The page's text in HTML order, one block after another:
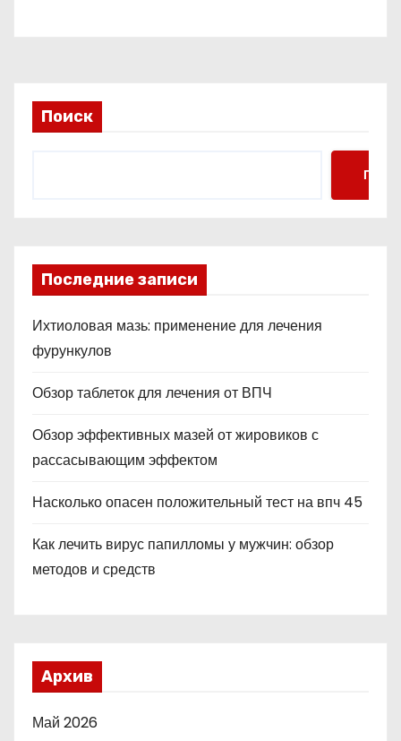
Поиск
Поиск
Последние записи
Ихтиоловая мазь: применение для лечения
фурункулов
Обзор таблеток для лечения от ВПЧ
Обзор эффективных мазей от жировиков с
рассасывающим эффектом
Насколько опасен положительный тест на впч 45
Как лечить вирус папилломы у мужчин: обзор
методов и средств
Архив
Май 2026